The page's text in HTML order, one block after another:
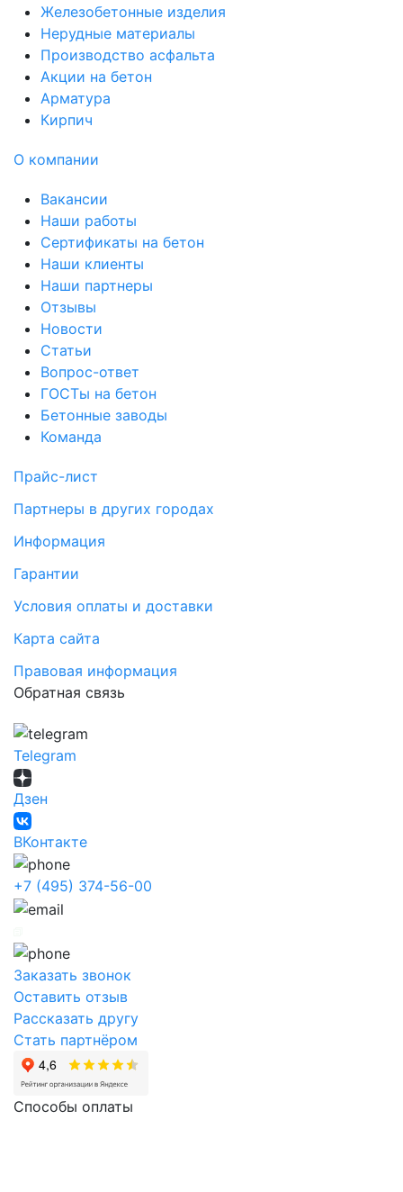
Железобетонные изделия
Нерудные материалы
Производство асфальта
Акции на бетон
Арматура
Кирпич
О компании
Вакансии
Наши работы
Сертификаты на бетон
Наши клиенты
Наши партнеры
Отзывы
Новости
Статьи
Вопрос-ответ
ГОСТы на бетон
Бетонные заводы
Команда
Прайс-лист
Партнеры в других городах
Информация
Гарантии
Условия оплаты и доставки
Карта сайта
Правовая информация
Обратная связь
Telegram
Дзен
ВКонтакте
+7 (495) 374-56-00
Заказать звонок
Оставить отзыв
Рассказать другу
Стать партнёром
Способы оплаты